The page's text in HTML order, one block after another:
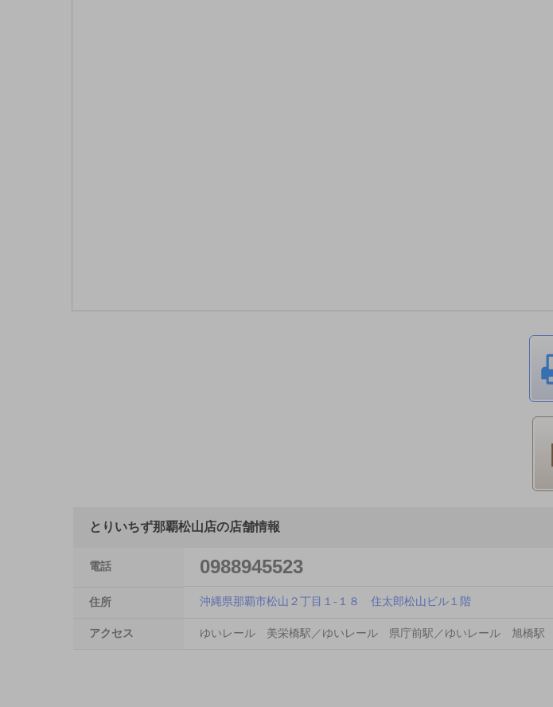
とりいちず那覇松山店の店舗情報
電話 0988945523
住所 沖縄県那覇市松山２丁目１-１８ 住太郎松山ビル１階
アクセス ゆいレール 美栄橋駅／ゆいレール 県庁前駅／ゆいレール 旭橋駅